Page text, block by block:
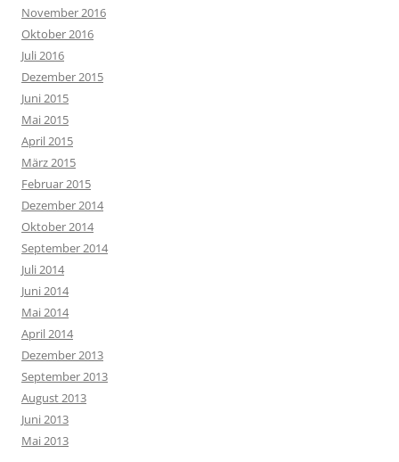
November 2016
Oktober 2016
Juli 2016
Dezember 2015
Juni 2015
Mai 2015
April 2015
März 2015
Februar 2015
Dezember 2014
Oktober 2014
September 2014
Juli 2014
Juni 2014
Mai 2014
April 2014
Dezember 2013
September 2013
August 2013
Juni 2013
Mai 2013